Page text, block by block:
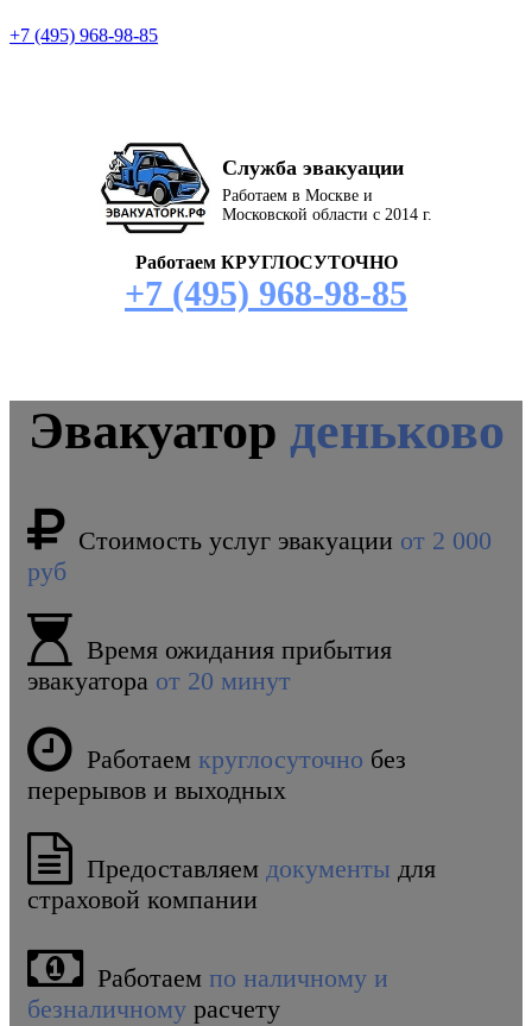
+7 (495) 968-98-85
Служба эвакуации
Работаем в Москве и
Московской области с 2014 г.
Работаем КРУГЛОСУТОЧНО
+7 (495) 968-98-85
Эвакуатор деньково
Стоимость услуг эвакуации от 2 000
руб
Время ожидания прибытия
эвакуатора от 20 минут
Работаем круглосуточно без
перерывов и выходных
Предоставляем документы для
страховой компании
Работаем по наличному и
безналичному расчету